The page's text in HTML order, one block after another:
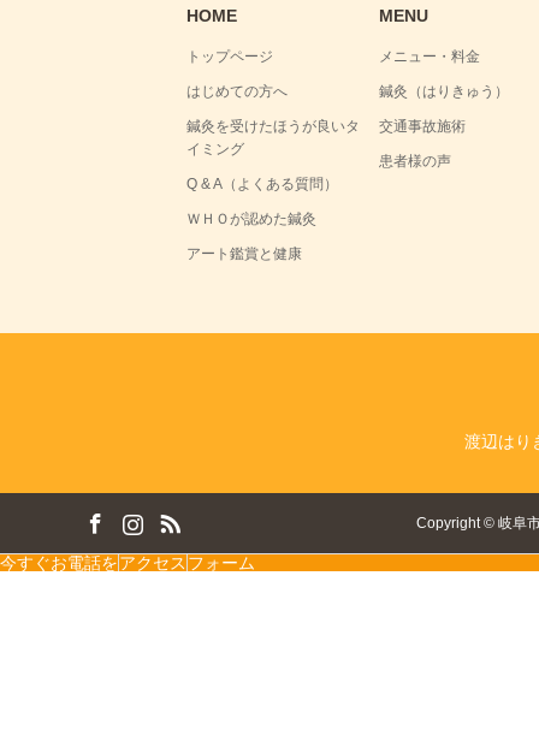
HOME
トップページ
はじめての方へ
鍼灸を受けたほうが良いタ
イミング
Q & A（よくある質問）
ＷＨＯが認めた鍼灸
アート鑑賞と健康
MENU
メニュー・料金
鍼灸（はりきゅう）
交通事故施術
患者様の声
渡辺はり
Copyright© 岐阜
今すぐお電話をアクセス フォーム